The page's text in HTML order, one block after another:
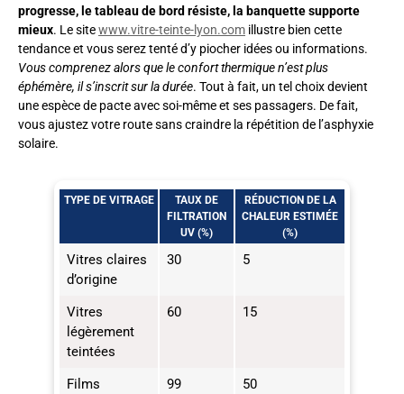
progresse, le tableau de bord résiste, la banquette supporte
mieux. Le sitewww.vitre-teinte-lyon.com illustre bien cette
tendance et vous serez tenté d’y piocher idées ou informations.
Vous comprenez alors que le confort thermique n’est plus
éphémère, il s’inscrit sur la durée. Tout à fait, un tel choix devient
une espèce de pacte avec soi-même et ses passagers. De fait,
vous ajustez votre route sans craindre la répétition de l’asphyxie
solaire.
TYPE DE VITRAGE
TAUX DE
FILTRATION
UV (%)
RÉDUCTION DE LA
CHALEUR ESTIMÉE
(%)
Vitres claires
d’origine
30 5
Vitres
légèrement
teintées
60 15
Films
99 50